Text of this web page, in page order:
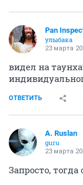
Pan
улыбака
23 марта
видел на
ОТВЕТИТЬ
A. Ruslan
guru
23 марта
Запросто, тогда